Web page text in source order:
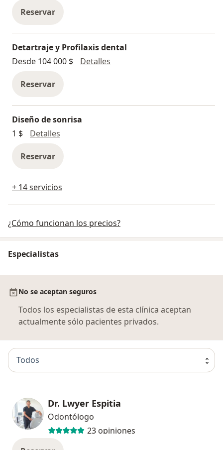
Reservar
Detartraje y Profilaxis dental
Desde 104 000 $
Detalles
Reservar
Diseño de sonrisa
1 $
Detalles
Reservar
+ 14 servicios
¿Cómo funcionan los precios?
Especialistas
No se aceptan seguros
Todos los especialistas de esta clínica aceptan
actualmente sólo pacientes privados.
Todos
Dr. Lwyer Espitia
Odontólogo
23 opiniones